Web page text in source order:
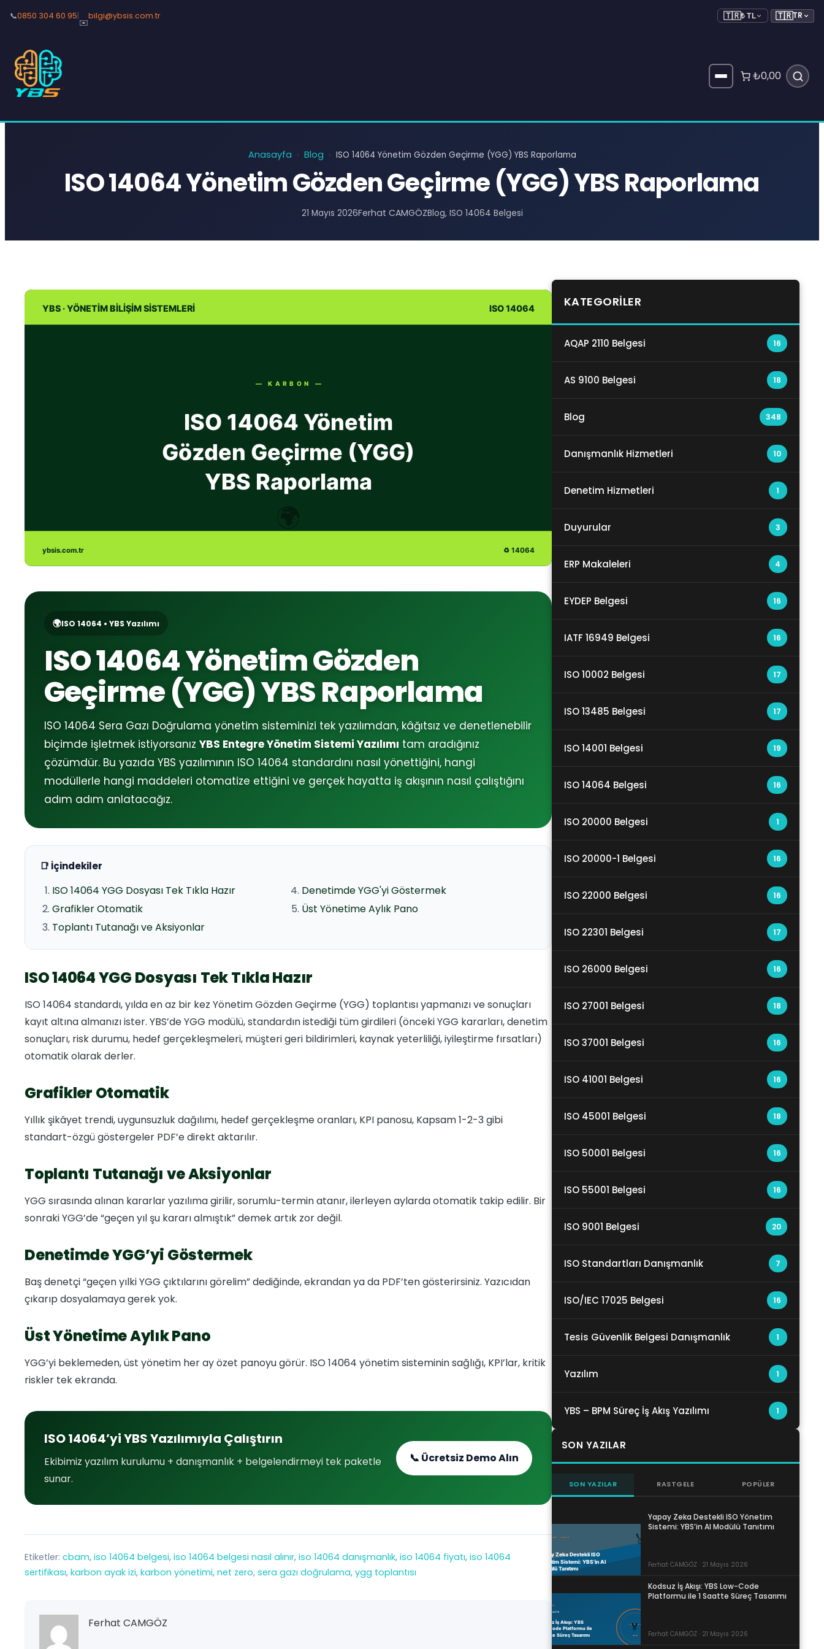
📞0850 304 60 95|
✉️
bilgi@ybsis.com.tr 🇹🇷₺ TL 🇹🇷TR
₺0,00
Anasayfa › Blog › ISO 14064 Yönetim Gözden Geçirme (YGG) YBS Raporlama
ISO 14064 Yönetim Gözden Geçirme (YGG) YBS Raporlama
21 Mayıs 2026Ferhat CAMGÖZBlog, ISO 14064 Belgesi
🌍ISO 14064 • YBS Yazılımı
ISO 14064 Yönetim Gözden
Geçirme (YGG) YBS Raporlama
ISO 14064 Sera Gazı Doğrulama yönetim sisteminizi tek yazılımdan, kâğıtsız ve denetlenebilir
biçimde işletmek istiyorsanız YBS Entegre Yönetim Sistemi Yazılımı tam aradığınız
çözümdür. Bu yazıda YBS yazılımının ISO 14064 standardını nasıl yönettiğini, hangi
modüllerle hangi maddeleri otomatize ettiğini ve gerçek hayatta iş akışının nasıl çalıştığını
adım adım anlatacağız.
📑 İçindekiler
ISO 14064 YGG Dosyası Tek Tıkla Hazır
Grafikler Otomatik
Toplantı Tutanağı ve Aksiyonlar
Denetimde YGG'yi Göstermek
Üst Yönetime Aylık Pano
ISO 14064 YGG Dosyası Tek Tıkla Hazır
ISO 14064 standardı, yılda en az bir kez Yönetim Gözden Geçirme (YGG) toplantısı yapmanızı ve sonuçları
kayıt altına almanızı ister. YBS’de YGG modülü, standardın istediği tüm girdileri (önceki YGG kararları, denetim
sonuçları, risk durumu, hedef gerçekleşmeleri, müşteri geri bildirimleri, kaynak yeterliliği, iyileştirme fırsatları)
otomatik olarak derler.
Grafikler Otomatik
Yıllık şikâyet trendi, uygunsuzluk dağılımı, hedef gerçekleşme oranları, KPI panosu, Kapsam 1-2-3 gibi
standart-özgü göstergeler PDF’e direkt aktarılır.
Toplantı Tutanağı ve Aksiyonlar
YGG sırasında alınan kararlar yazılıma girilir, sorumlu-termin atanır, ilerleyen aylarda otomatik takip edilir. Bir
sonraki YGG’de “geçen yıl şu kararı almıştık” demek artık zor değil.
Denetimde YGG’yi Göstermek
Baş denetçi “geçen yılki YGG çıktılarını görelim” dediğinde, ekrandan ya da PDF’ten gösterirsiniz. Yazıcıdan
çıkarıp dosyalamaya gerek yok.
Üst Yönetime Aylık Pano
YGG’yi beklemeden, üst yönetim her ay özet panoyu görür. ISO 14064 yönetim sisteminin sağlığı, KPI’lar, kritik
riskler tek ekranda.
ISO 14064’yi YBS Yazılımıyla Çalıştırın
Ekibimiz yazılım kurulumu + danışmanlık + belgelendirmeyi tek paketle
sunar.
📞 Ücretsiz Demo Alın
Etiketler: cbam, iso 14064 belgesi, iso 14064 belgesi nasıl alınır, iso 14064 danışmanlık, iso 14064 fiyatı, iso 14064
sertifikası, karbon ayak izi, karbon yönetimi, net zero, sera gazı doğrulama, ygg toplantısı
Ferhat CAMGÖZ
KATEGORILER
AQAP 2110 Belgesi 16
AS 9100 Belgesi 18
Blog 348
Danışmanlık Hizmetleri 10
Denetim Hizmetleri 1
Duyurular 3
ERP Makaleleri 4
EYDEP Belgesi 16
IATF 16949 Belgesi 16
ISO 10002 Belgesi 17
ISO 13485 Belgesi 17
ISO 14001 Belgesi 19
ISO 14064 Belgesi 16
ISO 20000 Belgesi 1
ISO 20000-1 Belgesi 16
ISO 22000 Belgesi 16
ISO 22301 Belgesi 17
ISO 26000 Belgesi 16
ISO 27001 Belgesi 18
ISO 37001 Belgesi 16
ISO 41001 Belgesi 16
ISO 45001 Belgesi 18
ISO 50001 Belgesi 16
ISO 55001 Belgesi 16
ISO 9001 Belgesi 20
ISO Standartları Danışmanlık 7
ISO/IEC 17025 Belgesi 16
Tesis Güvenlik Belgesi Danışmanlık 1
Yazılım 1
YBS – BPM Süreç İş Akış Yazılımı 1
SON YAZILAR
SON YAZILAR RASTGELE POPÜLER
Yapay Zeka Destekli ISO Yönetim
Sistemi: YBS’in AI Modülü Tanıtımı
Ferhat CAMGÖZ · 21 Mayıs 2026
Kodsuz İş Akışı: YBS Low-Code
Platformu ile 1 Saatte Süreç Tasarımı
Ferhat CAMGÖZ · 21 Mayıs 2026